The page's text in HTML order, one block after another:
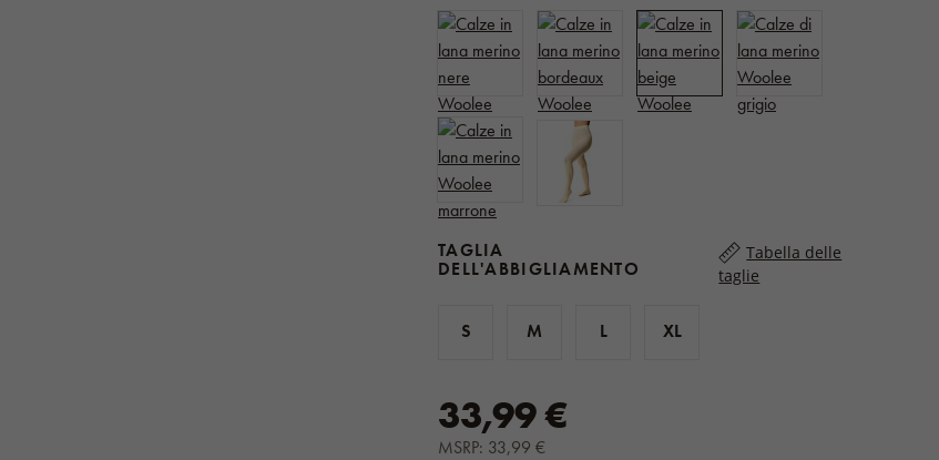
TAGLIA
DELL'ABBIGLIAMENTO
Tabella delle
taglie
S M L XL
33,99 €
MSRP: 33,99 €